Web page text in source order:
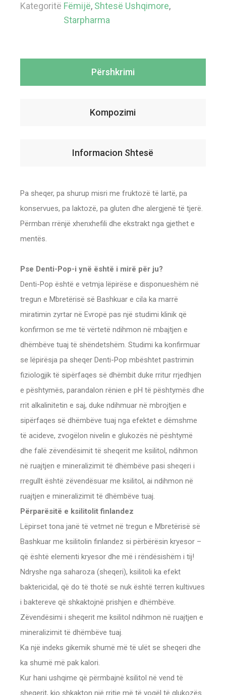
Kategoritë Fëmijë, Shtesë Ushqimore,
Starpharma
Përshkrimi
Kompozimi
Informacion Shtesë
Pa sheqer, pa shurup misri me fruktozë të lartë, pa
konservues, pa laktozë, pa gluten dhe alergjenë të tjerë.
Përmban rrënjë xhenxhefili dhe ekstrakt nga gjethet e
mentës.
Pse Denti-Pop-i ynë është i mirë për ju?
Denti-Pop është e vetmja lëpirëse e disponueshëm në
tregun e Mbretërisë së Bashkuar e cila ka marrë
miratimin zyrtar në Evropë pas një studimi klinik që
konfirmon se me të vërtetë ndihmon në mbajtjen e
dhëmbëve tuaj të shëndetshëm. Studimi ka konfirmuar
se lëpirësja pa sheqer Denti-Pop mbështet pastrimin
fiziologjik të sipërfaqes së dhëmbit duke rritur rrjedhjen
e pështymës, parandalon rënien e pH të pështymës dhe
rrit alkalinitetin e saj, duke ndihmuar në mbrojtjen e
sipërfaqes së dhëmbëve tuaj nga efektet e dëmshme
të acideve, zvogëlon nivelin e glukozës në pështymë
dhe falë zëvendësimit të sheqerit me ksilitol, ndihmon
në ruajtjen e mineralizimit të dhëmbëve pasi sheqeri i
rregullt është zëvendësuar me ksilitol, ai ndihmon në
ruajtjen e mineralizimit të dhëmbëve tuaj.
Përparësitë e ksilitolit finlandez
Lëpirset tona janë të vetmet në tregun e Mbretërisë së
Bashkuar me ksilitolin finlandez si përbërësin kryesor –
që është elementi kryesor dhe më i rëndësishëm i tij!
Ndryshe nga saharoza (sheqeri), ksilitoli ka efekt
baktericidal, që do të thotë se nuk është terren kultivues
i baktereve që shkaktojnë prishjen e dhëmbëve.
Zëvendësimi i sheqerit me ksilitol ndihmon në ruajtjen e
mineralizimit të dhëmbëve tuaj.
Ka një indeks gikemik shumë më të ulët se sheqeri dhe
ka shumë më pak kalori.
Kur hani ushqime që përmbajnë ksilitol në vend të
sheqerit, kjo shkakton një rritje më të vogël të glukozës